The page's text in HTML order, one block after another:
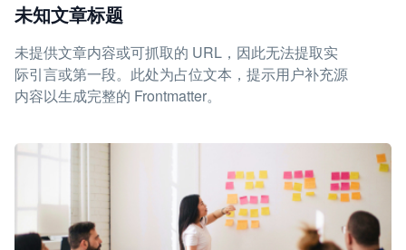
未知文章标题
未提供文章内容或可抓取的 URL，因此无法提取实
际引言或第一段。此处为占位文本，提示用户补充源
内容以生成完整的 Frontmatter。